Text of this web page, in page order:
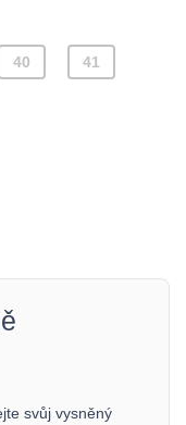
40 41
svůj vysněný